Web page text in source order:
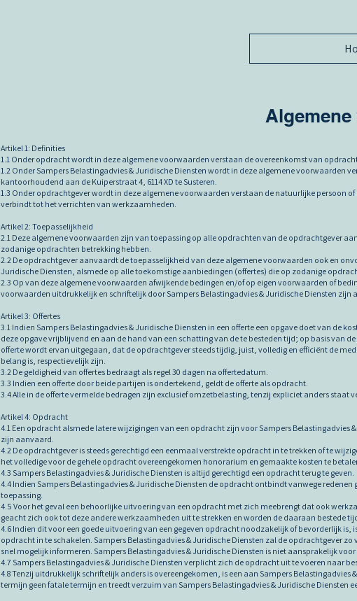
Artikel 1: Definities
1.1 Onder opdracht wordt in deze algemene voorwaarden verstaan de overeenkomst van
1.2 Onder Sampers Belastingadvies & Juridische Diensten wordt in deze algemene voorwaarden
kantoorhoudend aan de Kuiperstraat 4, 6114 XD te Susteren.
1.3 Onder opdrachtgever wordt in deze algemene voorwaarden verstaan de natuurlijke persoon
verbindt tot het verrichten van werkzaamheden.
Artikel 2: Toepasselijkheid
2.1 Deze algemene voorwaarden zijn van toepassing op alle opdrachten van de opdrachtgever
zodanige opdrachten betrekking hebben.
2.2 De opdrachtgever aanvaardt de toepasselijkheid van deze algemene voorwaarden ook en
Juridische Diensten, alsmede op alle toekomstige aanbiedingen (offertes) die op zodanige
2.3 Op van deze algemene voorwaarden afwijkende bedingen en/of op eigen voorwaarden of
voorwaarden uitdrukkelijk en schriftelijk door Sampers Belastingadvies & Juridische Diensten zijn
Artikel 3: Offertes
3.1 Indien Sampers Belastingadvies & Juridische Diensten in een offerte een opgave doet van de
deze opgave vrijblijvend en aan de hand van een schatting van de te besteden tijd; op basis van
offerte wordt ervan uitgegaan, dat de opdrachtgever steeds tijdig, juist, volledig en efficiënt de
belang is, respectievelijk zijn.
3.2 De geldigheid van offertes bedraagt als regel 30 dagen na offertedatum.
3.3 Indien een offerte door beide partijen is ondertekend, geldt de offerte als opdracht.
3.4 Alle in de offerte vermelde bedragen zijn exclusief omzetbelasting, tenzij expliciet anders staat
Artikel 4: Opdracht
4.1 Een opdracht alsmede latere wijzigingen van een opdracht zijn voor Sampers
zijn aanvaard.
4.2 De opdrachtgever is steeds gerechtigd een eenmaal verstrekte opdracht in te trekken of te
het volledige voor de gehele opdracht overeengekomen honorarium en gemaakte kosten te
4.3 Sampers Belastingadvies & Juridische Diensten is altijd gerechtigd een opdracht terug te geven.
4.4 Indien Sampers Belastingadvies & Juridische Diensten de opdracht ontbindt vanwege
toepassing.
4.5 Voor het geval een behoorlijke uitvoering van een opdracht met zich meebrengt dat ook
geacht zich ook tot deze andere werkzaamheden uit te strekken en worden de daaraan bestede
4.6 Indien dit voor een goede uitvoering van een gegeven opdracht noodzakelijk of bevorderlijk
opdracht in te schakelen. Sampers Belastingadvies & Juridische Diensten zal de opdrachtgever
snel mogelijk informeren. Sampers Belastingadvies & Juridische Diensten is niet aansprakelijk
4.7 Sampers Belastingadvies & Juridische Diensten verplicht zich de opdracht uit te voeren naar
4.8 Tenzij uitdrukkelijk schriftelijk anders is overeengekomen, is een aan Sampers
termijn geen fatale termijn en treedt verzuim van Sampers Belastingadvies & Juridische Diensten